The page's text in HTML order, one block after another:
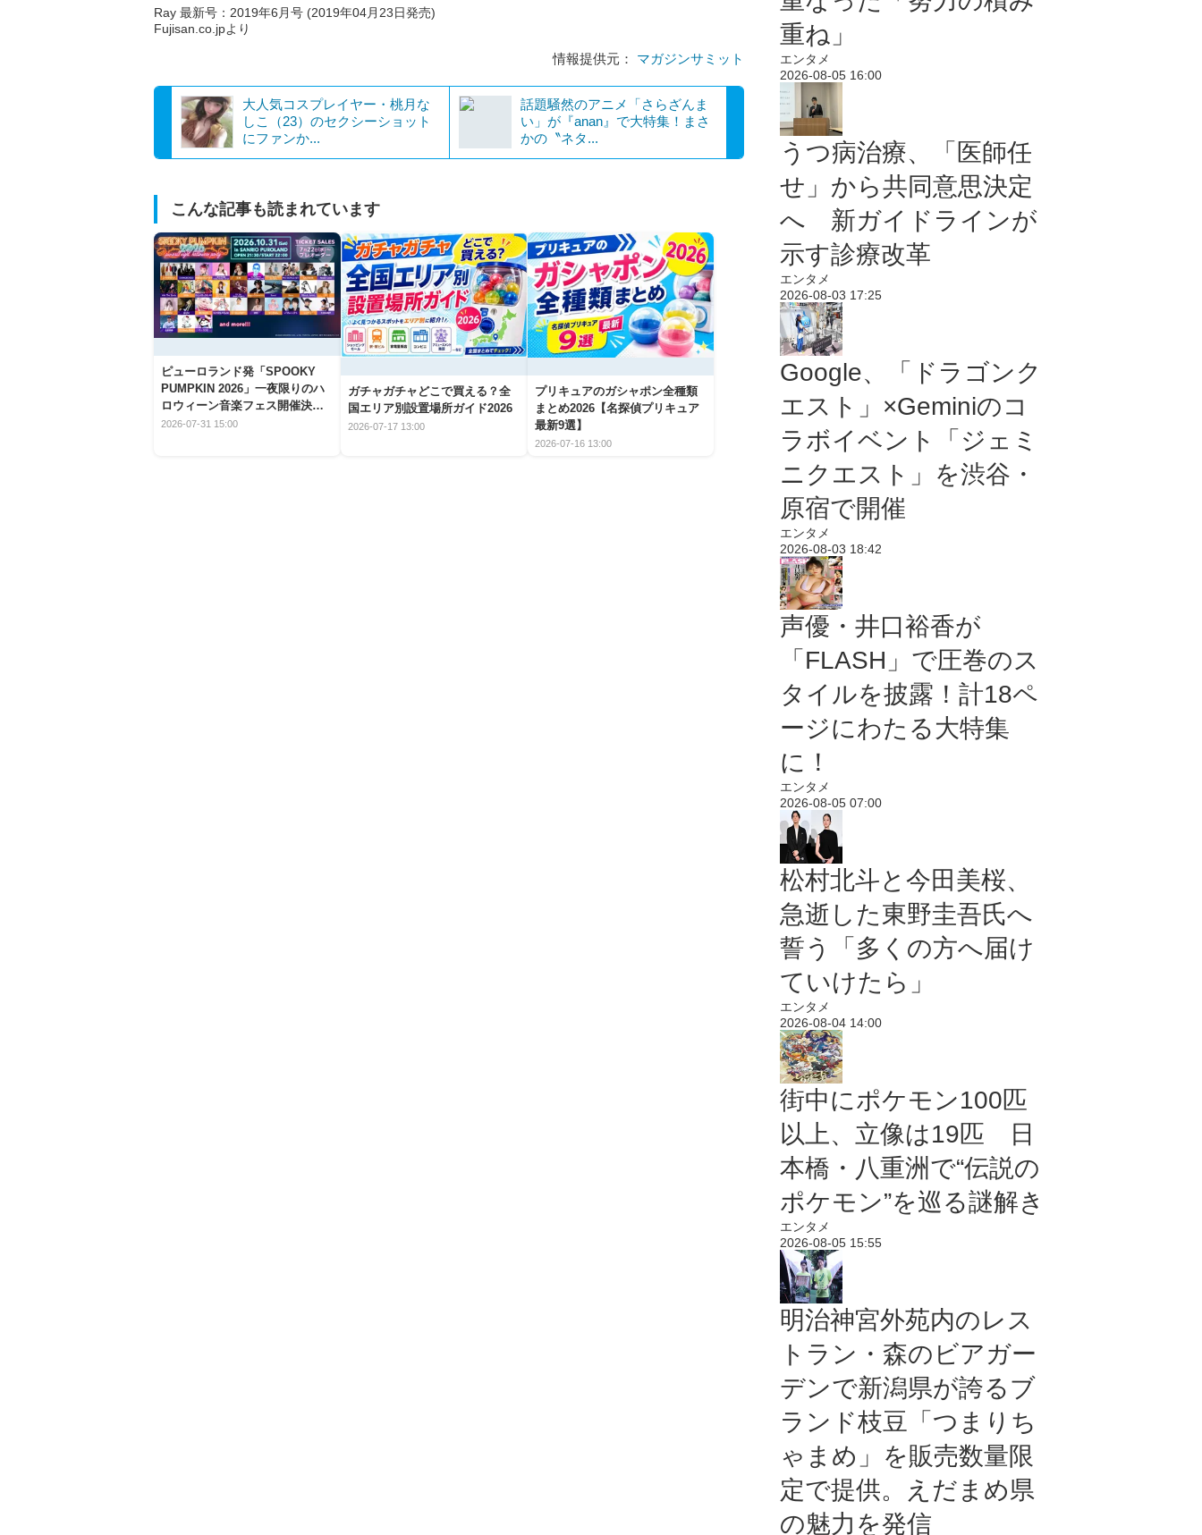
Ray 最新号：2019年6月号 (2019年04月23日発売)
Fujisan.co.jpより
情報提供元： マガジンサミット
大人気コスプレイヤー・桃月な
しこ（23）のセクシーショット
にファンか...
話題騒然のアニメ「さらざんま
い」が『anan』で大特集！まさ
かの〝ネタ...
こんな記事も読まれています
ピューロランド発「SPOOKY
PUMPKIN 2026」一夜限りのハ
ロウィーン音楽フェス開催決
定！
2026-07-31 15:00
ガチャガチャどこで買える？全
国エリア別設置場所ガイド2026
2026-07-17 13:00
プリキュアのガシャポン全種類
まとめ2026【名探偵プリキュア
最新9選】
2026-07-16 13:00
重ね」
エンタメ
2026-08-05 16:00
うつ病治療、「医師任
せ」から共同意思決定
へ 新ガイドラインが
示す診療改革
エンタメ
2026-08-03 17:25
Google、「ドラゴンク
エスト」×Geminiのコ
ラボイベント「ジェミ
ニクエスト」を渋谷・
原宿で開催
エンタメ
2026-08-03 18:42
声優・井口裕香が
「FLASH」で圧巻のス
タイルを披露！計18ペ
ージにわたる大特集
に！
エンタメ
2026-08-05 07:00
松村北斗と今田美桜、
急逝した東野圭吾氏へ
誓う「多くの方へ届け
ていけたら」
エンタメ
2026-08-04 14:00
街中にポケモン100匹
以上、立像は19匹 日
本橋・八重洲で“伝説の
ポケモン”を巡る謎解き
エンタメ
2026-08-05 15:55
明治神宮外苑内のレス
トラン・森のビアガー
デンで新潟県が誇るブ
ランド枝豆「つまりち
ゃまめ」を販売数量限
定で提供。えだまめ県
の魅力を発信